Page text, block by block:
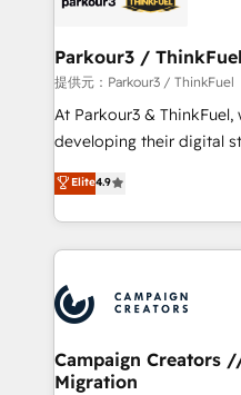
companies scale faster and
Demand generation for all your
you invest in 100% of
growth and positioning
transformation process
implement HubSpot
record of business
approach has helped
Parkour3 / ThinkFuel
提供元：Parkour3 / ThinkFuel
At Parkour3 &
developing their digital
technologies and
sales processes to
from Strategy to
onboarding and
extensive experience
and manufacturers
empowering our clients
autonomy. Get to grips
Elite4.9
Campaign Creators
Migration